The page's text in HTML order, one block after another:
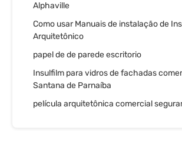
Alphaville
Como usar Manuais de instalação de
Arquitetônico
papel de de parede escritorio
Insulfilm para vidros de fachadas
Santana de Parnaíba
película arquitetônica comercial